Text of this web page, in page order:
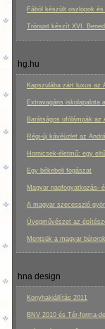
Fából készült oszlopok
Trónust készít XVI.
hg.hu
Kapszulába zárt luxus az
Extravagáns iskolapalota
Barátságos ufólámpák az
Régi-új kávéüzlet az
Hornicsek-életmű: egy
Egy békebeli fogászat
Magyar napfogyatkozás-
A magyar szecesszió
Üvegművészet az
Mentsük a magyar
hna design
Konyhakiállítás 2011
BNV 2010 és Tér-forma-